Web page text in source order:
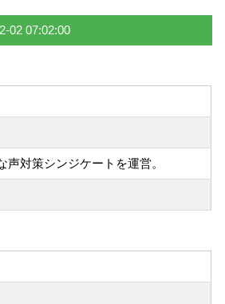
02 07:02:00
対策シンジケートを運営。